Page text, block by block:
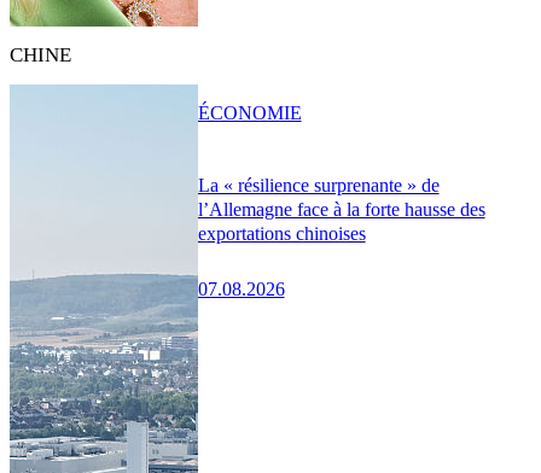
CHINE
La « résilience surprenante » de
l’Allemagne face à la forte hausse des
exportations chinoises
07.08.2026
ÉCONOMIE